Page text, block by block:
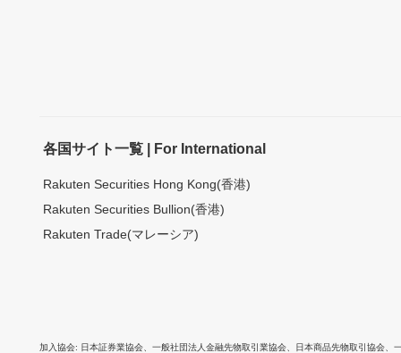
各国サイト一覧 | For International
Rakuten Securities Hong Kong(香港)
Rakuten Securities Bullion(香港)
Rakuten Trade(マレーシア)
加入協会 日本証券業協会 一般社団法人金融先物取引業協会 日本商品先物取引協会